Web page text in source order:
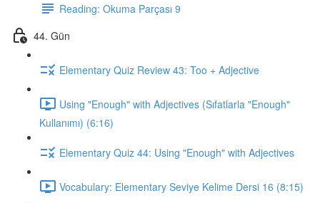
Reading: Okuma Parçası 9
44. Gün
Elementary Quiz Review 43: Too + Adjective
Using "Enough" with Adjectives (Sıfatlarla "Enough"
Kullanımı) (6:16)
Elementary Quiz 44: Using "Enough" with Adjectives
Vocabulary: Elementary Seviye Kelime Dersi 16 (8:15)